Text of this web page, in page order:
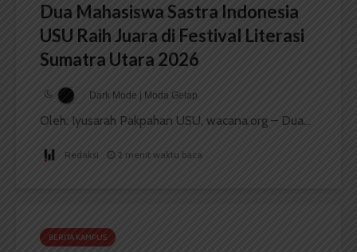
Dua Mahasiswa Sastra Indonesia
USU Raih Juara di Festival Literasi
Sumatra Utara 2026
Dark Mode | Moda Gelap
Oleh: Iyusarah Pakpahan USU, wacana.org – Dua...
Redaksi 2 menit waktu baca
BERITA KAMPUS